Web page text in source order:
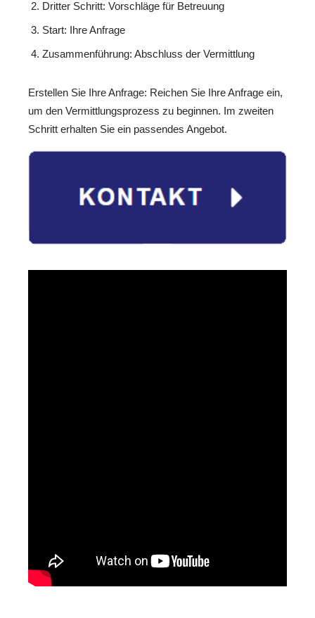
Dritter Schritt: Vorschläge für Betreuung
Start: Ihre Anfrage
Zusammenführung: Abschluss der Vermittlung
Erstellen Sie Ihre Anfrage: Reichen Sie Ihre Anfrage ein,
um den Vermittlungsprozess zu beginnen. Im zweiten
Schritt erhalten Sie ein passendes Angebot.